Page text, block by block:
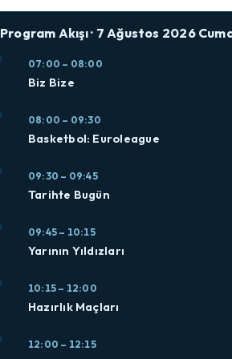
Program Akışı · 7 Ağustos 2026
07:00 – 08:00
Biz Bize
08:00 – 09:30
Basketbol: Euroleague
09:30 – 09:45
Tarihte Bugün
09:45 – 10:15
Yarının Yıldızları
10:15 – 12:00
Hazırlık Maçları
12:00 – 12:15